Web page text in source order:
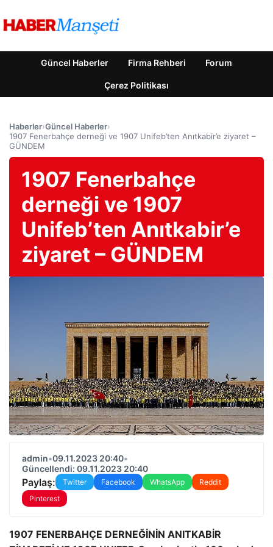
Güncel Haberler Firma Rehberi Forum
Çerez Politikası
Haberler›Güncel Haberler›
1907 Fenerbahçe derneği ve 1907 Unifeb’ten Anıtkabir’e ziyaret –
GÜNDEM
1907 Fenerbahçe
derneği ve 1907
Unifeb’ten Anıtkabir’e
ziyaret – GÜNDEM
admin•09.11.2023 20:40•
Güncellendi: 09.11.2023 20:40
Paylaş: Twitter Facebook WhatsApp
Reddit
Pinterest
1907 FENERBAHÇE DERNEĞİNİN ANITKABİR